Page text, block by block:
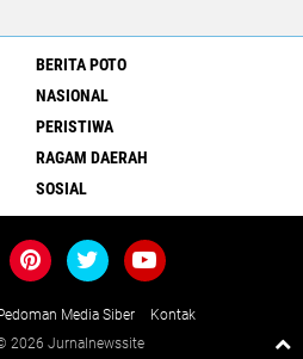
BERITA POTO
NASIONAL
PERISTIWA
RAGAM DAERAH
SOSIAL
Media Siber
Kontak
2026 Jurnalnewssite